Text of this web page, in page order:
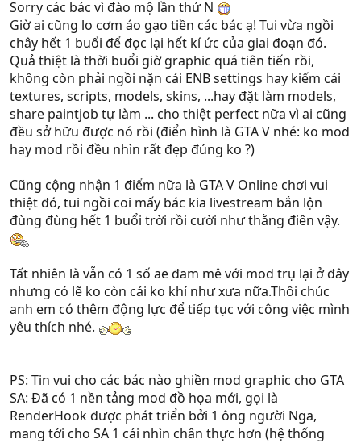
Sorry các bác vì đào mộ lần thứ N
Giờ ai cũng lo cơm áo gạo tiền các bác ạ! Tui vừa ngồi
chây hết 1 buổi để đọc lại hết kí ức của giai đoạn đó.
Quả thiệt là thời buổi giờ graphic quá tiên tiến rồi,
không còn phải ngồi nặn cái ENB settings hay kiếm cái
textures, scripts, models, skins, ...hay đặt làm models,
share paintjob tự làm ... cho thiệt perfect nữa vì ai cũng
đều sở hữu được nó rồi (điển hình là GTA V nhé: ko mod
hay mod rồi đều nhìn rất đẹp đúng ko ?)
Cũng cộng nhận 1 điểm nữa là GTA V Online chơi vui
thiệt đó, tui ngồi coi mấy bác kia livestream bắn lộn
đùng đùng hết 1 buổi trời rồi cười như thằng điên vậy.
Tất nhiên là vẫn có 1 số ae đam mê với mod trụ lại ở đây
nhưng có lẽ ko còn cái ko khí như xưa nữa.Thôi chúc
anh em có thêm động lực để tiếp tục với công việc mình
yêu thích nhé.
PS: Tin vui cho các bác nào ghiền mod graphic cho GTA
SA: Đã có 1 nền tảng mod đồ họa mới, gọi là
RenderHook được phát triển bởi 1 ông người Nga,
mang tới cho SA 1 cái nhìn chân thực hơn (hệ thống